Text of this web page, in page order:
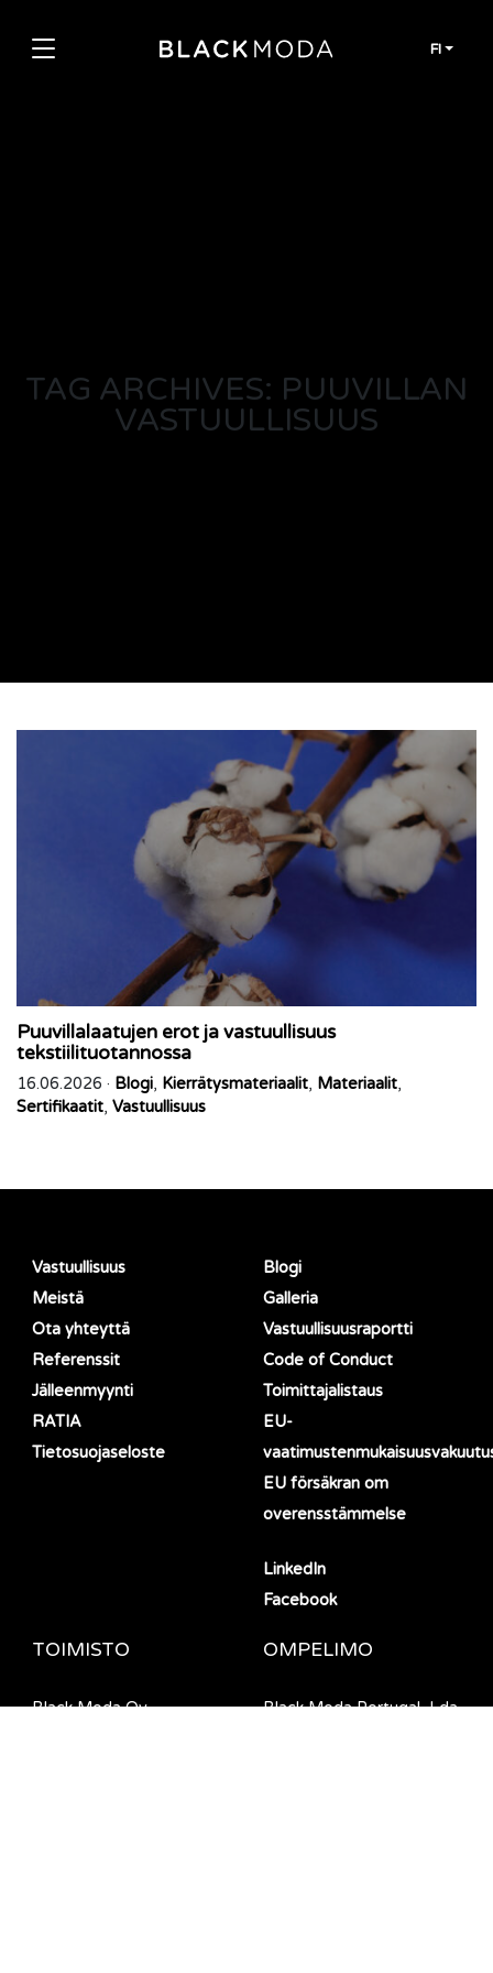
FI
TAG ARCHIVES: PUUVILLAN
VASTUULLISUUS
Puuvillalaatujen erot ja vastuullisuus
tekstiilituotannossa
16.06.2026 · Blogi, Kierrätysmateriaalit, Materiaalit,
Sertifikaatit, Vastuullisuus
Vastuullisuus
Meistä
Ota yhteyttä
Referenssit
Jälleenmyynti
RATIA
Tietosuojaseloste
Blogi
Galleria
Vastuullisuusraportti
Code of Conduct
Toimittajalistaus
EU-
EU försäkran om
overensstämmelse
LinkedIn
Facebook
TOIMISTO
Black Moda Oy
OMPELIMO
Black Moda Portugal, Lda